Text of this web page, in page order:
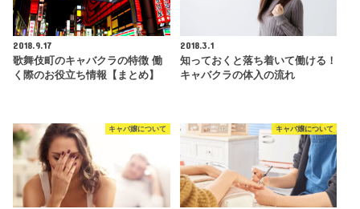
2018.9.17
歌舞伎町のキャバクラの特徴 働
く際のお役立ち情報【まとめ】
2018.3.1
知っておくと落ち着いて働ける！
キャバクラの体入の流れ
キャバ嬢について キャバ嬢について